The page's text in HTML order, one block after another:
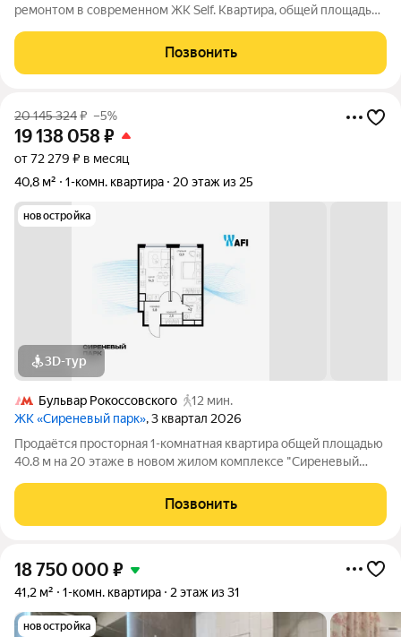
ремонтом в современном ЖК Self. Квартира, общей площадью
кухней 15 м2, позволяет разместить спальное место. Большие
окна наполняют комнаты
Позвонить
20 145 324₽ –5%
19 138 058₽
от 72 279 ₽ в месяц
40,8 м²
1-комн. квартира 20 этаж из 25
новостройка
3D-тур
Бульвар Рокоссовского
12 мин.
ЖК «Сиреневый парк», 3 квартал 2026
Продаётся просторная 1-комнатная квартира общей площадью
40.8 м на 20 этаже в новом жилом комплексе "Сиреневый
Москвы на улице Тагильская. Всего 10 минут ходьбы от
станции метро "Бульвар
Позвонить
18 750 000 ₽
41,2 м² 1-комн. квартира 2 этаж из 31
новостройка